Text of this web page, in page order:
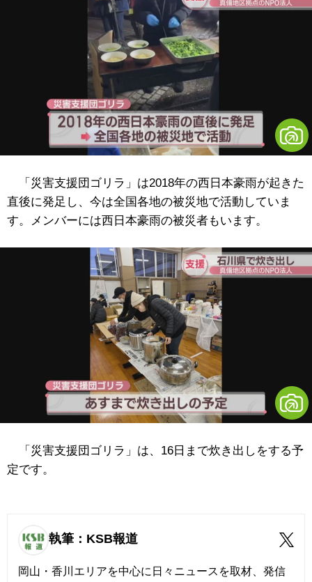
「災害支援団ゴリラ」 は2018年の西日本豪雨が起きた
直後に発足し、今は全国各地の被災地で活動していま
す。メンバーには西日本豪雨の被災者もいます。
「災害支援団ゴリラ」は、16日まで炊き出しをする予
定です。
執筆：KSB報道
岡山・香川エリアを中心に日々ニュースを取材、発信